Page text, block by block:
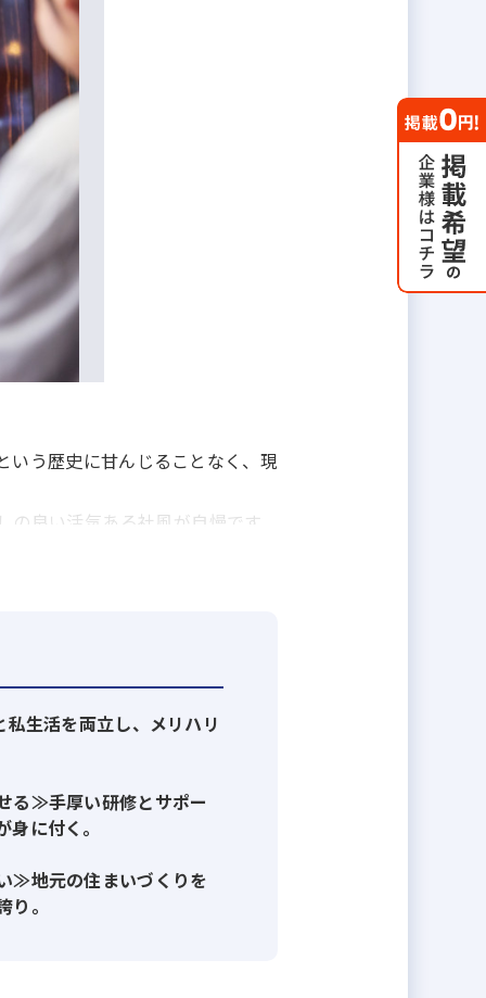
いう歴史に甘んじることなく、現
良い活気ある社風が自慢です。
生活を両立し、メリハリ
る≫手厚い研修とサポー
に付く。
≫地元の住まいづくりを
。